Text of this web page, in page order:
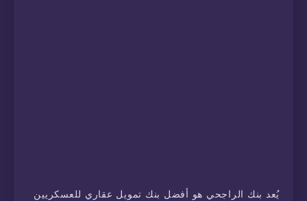
يُعد بنك الراجحي هو أفضل بنك تمويل عقاري للعسكريين